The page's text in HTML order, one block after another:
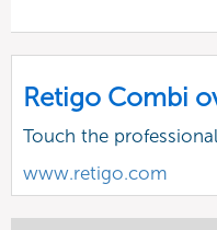
Retigo Combi
Touch the
www.retigo.com